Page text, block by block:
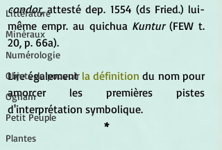
Littérature
Minéraux
Numérologie
Objets de pouvoir
Ogham
Petit Peuple
Plantes
condor, attesté dep. 1554 (ds Fried.) lui-
même empr. au quichua Kuntur (FEW t.
20, p. 66a).
Lire également la définition du nom pour
amorcer les premières pistes
d'interprétation symbolique.
*